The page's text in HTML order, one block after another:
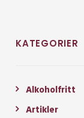
KATEGORIER
Alkoholfritt
Artikler